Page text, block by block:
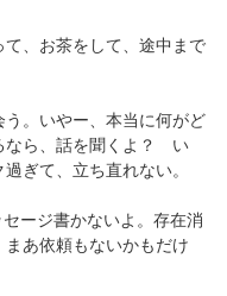
、お茶をして、途中まで
う。いやー、本当に何がど
なら、話を聞くよ？ い
ぎて、立ち直れない。
ージ書かないよ。存在消
あ依頼もないかもだけ